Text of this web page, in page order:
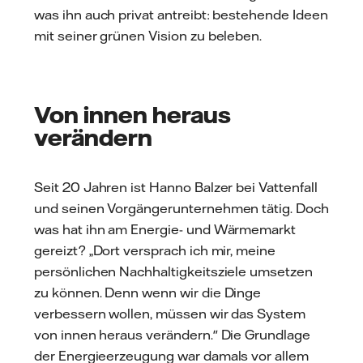
was ihn auch privat antreibt: bestehende Ideen
mit seiner grünen Vision zu beleben.
Von innen heraus
verändern
Seit 20 Jahren ist Hanno Balzer bei Vattenfall
und seinen Vorgängerunternehmen tätig. Doch
was hat ihn am Energie- und Wärmemarkt
gereizt? „Dort versprach ich mir, meine
persönlichen Nachhaltigkeitsziele umsetzen
zu können. Denn wenn wir die Dinge
verbessern wollen, müssen wir das System
von innen heraus verändern." Die Grundlage
der Energieerzeugung war damals vor allem